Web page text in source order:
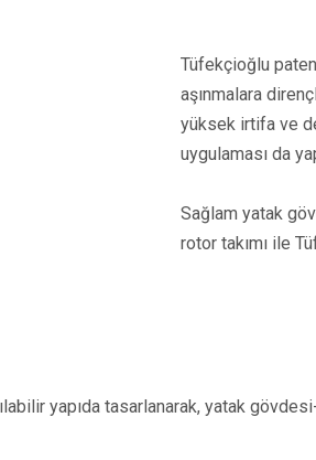
Tüfekçioğlu
aşınmalara
yüksek irtifa ve
uygulaması da
Sağlam yatak
rotor takımı ile
yapıda tasarlanarak, yatak